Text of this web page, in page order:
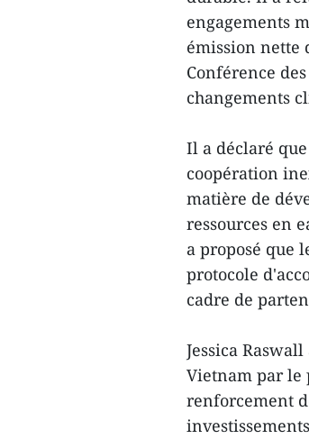
engagements
émission nette
Conférence
changements
Il a déclaré
coopération
matière de
ressources en
a proposé que
protocole
cadre de
Jessica
Vietnam par le
renforcement